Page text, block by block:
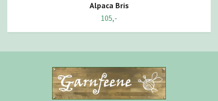
Alpaca Bris
105,-